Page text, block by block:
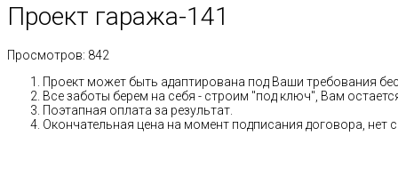
Проект гаража-141
Просмотров: 842
Проект может быть адаптирована под Ваши требования
Все заботы берем на себя - строим "под ключ", Вам
Поэтапная оплата за результат.
Окончательная цена на момент подписания договора, нет